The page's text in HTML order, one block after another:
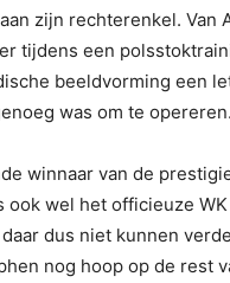
zijn rechterenkel. Van
tijdens een
beeldvorming een
was om te opereren.
winnaar van de
ook wel het officieuze
dus niet kunnen
nog hoop op de rest